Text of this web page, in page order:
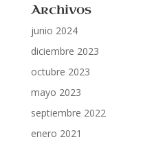
Archivos
junio 2024
diciembre 2023
octubre 2023
mayo 2023
septiembre 2022
enero 2021